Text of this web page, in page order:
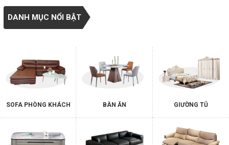
DANH MỤC NỔI BẬT
SOFA PHÒNG KHÁCH BÀN ĂN GIƯỜNG TỦ